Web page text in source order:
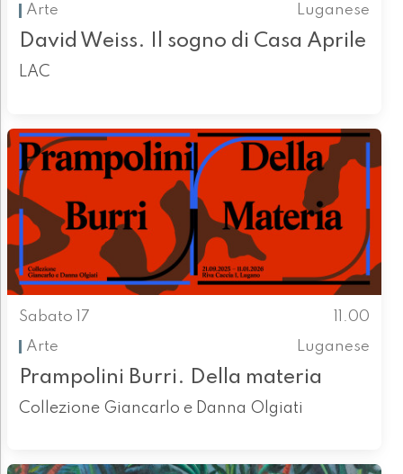
Arte Luganese
David Weiss. Il sogno di Casa Aprile
LAC
Sabato 17
11.00
Arte
Luganese
Prampolini Burri. Della materia
Collezione Giancarlo e Danna Olgiati